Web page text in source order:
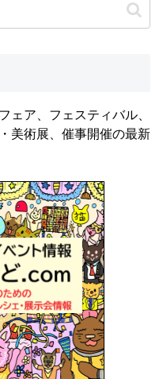
ア、フェスティバル、
美術展、催事開催の最新